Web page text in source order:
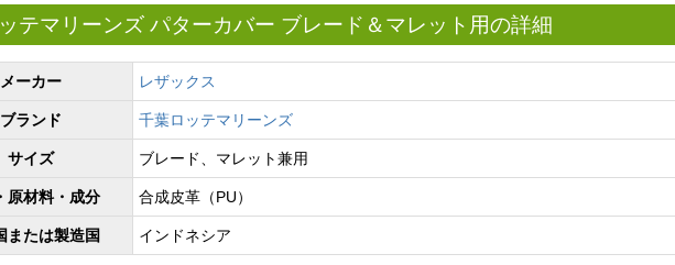
テマリーンズ パターカバー ブレード＆マレット用の詳細
メーカー レザックス
ブランド 千葉ロッテマリーンズ
サイズ ブレード、マレット兼用
原材料・成分 合成皮革（PU）
または製造国 インドネシア